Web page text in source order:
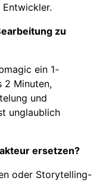
zu
ein 1-
2 Minuten,
und
unglaublich
ersetzen?
oder Storytelling-